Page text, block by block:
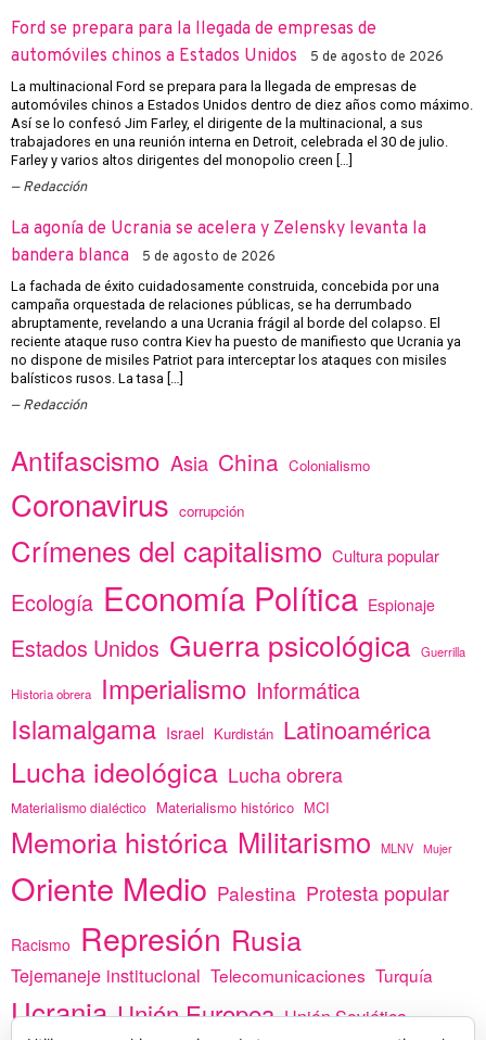
Ford se prepara para la llegada de empresas de
automóviles chinos a Estados Unidos
5 de agosto de 2026
La multinacional Ford se prepara para la llegada de empresas de
automóviles chinos a Estados Unidos dentro de diez años como máximo.
Así se lo confesó Jim Farley, el dirigente de la multinacional, a sus
trabajadores en una reunión interna en Detroit, celebrada el 30 de julio.
Farley y varios altos dirigentes del monopolio creen […]
Redacción
La agonía de Ucrania se acelera y Zelensky levanta la
bandera blanca
5 de agosto de 2026
La fachada de éxito cuidadosamente construida, concebida por una
campaña orquestada de relaciones públicas, se ha derrumbado
abruptamente, revelando a una Ucrania frágil al borde del colapso. El
reciente ataque ruso contra Kiev ha puesto de manifiesto que Ucrania ya
no dispone de misiles Patriot para interceptar los ataques con misiles
balísticos rusos. La tasa […]
Redacción
Antifascismo Asia China Colonialismo
Coronavirus corrupción
Crímenes del capitalismo Cultura popular
Ecología Economía Política Espionaje
Estados Unidos Guerra psicológica Guerrilla
Historia obrera Imperialismo Informática
Islamalgama Israel Kurdistán Latinoamérica
Lucha ideológica Lucha obrera
Materialismo dialéctico Materialismo histórico MCI
Memoria histórica Militarismo MLNV Mujer
Oriente Medio Palestina Protesta popular
Racismo Represión Rusia
Tejemaneje institucional Telecomunicaciones Turquía
Ucrania Unión Europea Unión Soviética